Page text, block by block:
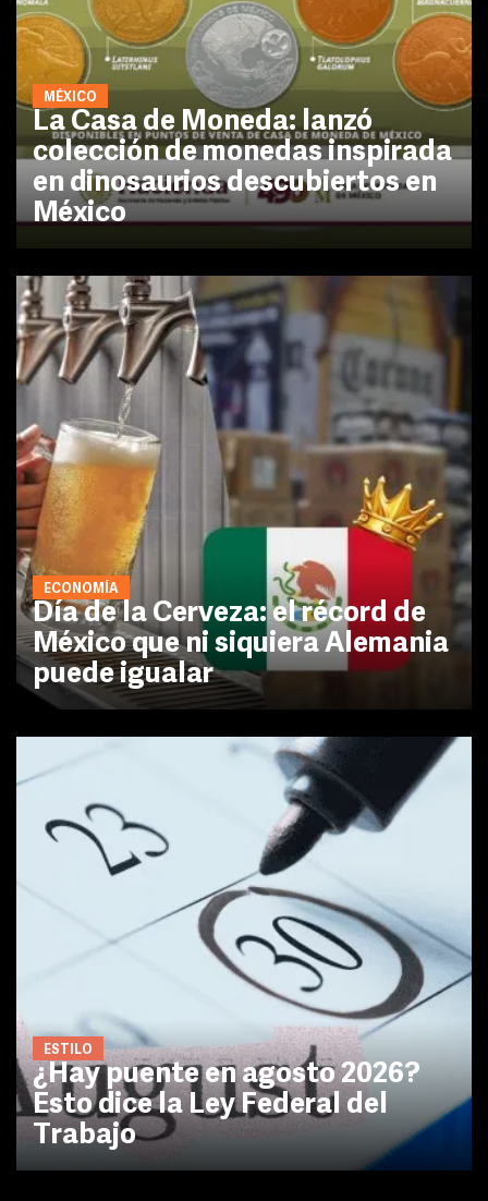
MÉXICO
La Casa de Moneda: lanzó
colección de monedas inspirada
en dinosaurios descubiertos en
México
ECONOMÍA
Día de la Cerveza: el récord de
México que ni siquiera Alemania
puede igualar
ESTILO
¿Hay puente en agosto 2026?
Esto dice la Ley Federal del
Trabajo